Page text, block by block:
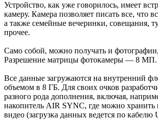
Устройство, как уже говорилось, имеет
камеру. Камера позволяет писать все, что
а также семейные вечеринки, совещания,
прочее.
Само собой, можно получать и
Разрешение матрицы фотокамеры — 8 МП.
Все данные загружаются на внутренний
объемом в 8 ГБ. Для своих очков
разного рода дополнения, включая,
накопитель AIR SYNC, где можно хранить
видео (загрузка данных ведется по кабелю